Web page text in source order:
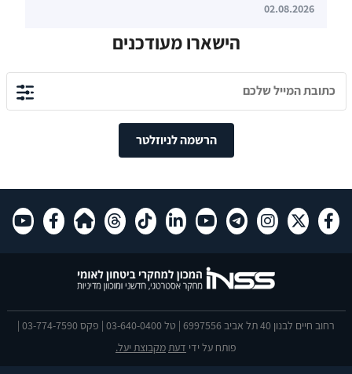
02.08.2026
הישארו מעודכנים
הרשמה לניוזלטר
רחוב חיים לבנון 40 תל אביב 6997556 | טל 03-640-0400 | פקס 03-774-7590 |
פותח על ידי דעתמקבוצת יעל.